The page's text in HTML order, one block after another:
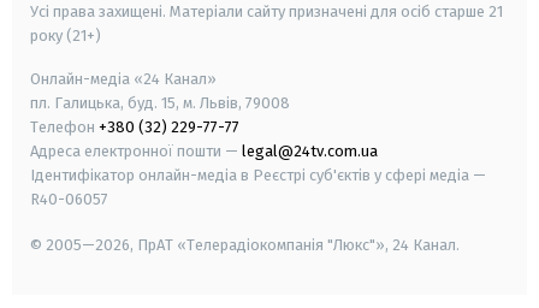
Усі права захищені. Матеріали сайту призначені для осіб старше 21
року (21+)
Онлайн-медіа «24 Канал»
пл. Галицька, буд. 15, м. Львів, 79008
Телефон +380 (32) 229-77-77
Адреса електронної пошти — legal@24tv.com.ua
Ідентифікатор онлайн-медіа в Реєстрі суб'єктів у сфері медіа —
R40-06057
© 2005—2026, ПрАТ «Телерадіокомпанія "Люкс"», 24 Канал.